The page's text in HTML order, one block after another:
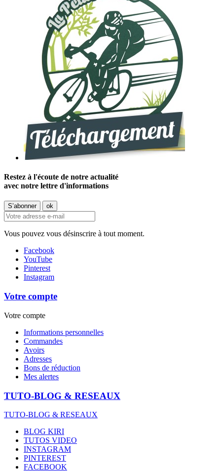
Restez à l'écoute de notre actualité
avec notre lettre d'informations
Vous pouvez vous désinscrire à tout moment.
Facebook
YouTube
Pinterest
Instagram
Votre compte
Votre compte
Informations personnelles
Commandes
Avoirs
Adresses
Bons de réduction
Mes alertes
TUTO-BLOG & RESEAUX
TUTO-BLOG & RESEAUX
BLOG KIRI
TUTOS VIDEO
INSTAGRAM
PINTEREST
FACEBOOK